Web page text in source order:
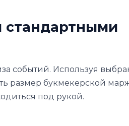
стандартными
событий. Используя
размер букмекерской
под рукой.